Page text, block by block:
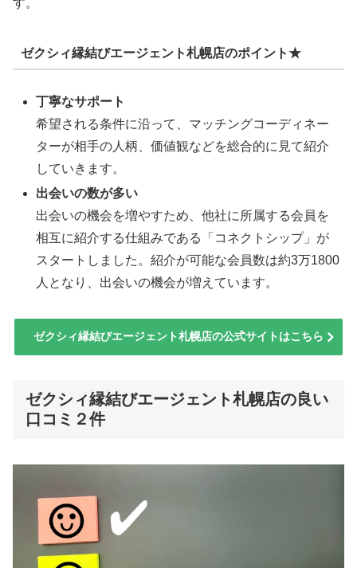
す。
ゼクシィ縁結びエージェント札幌店のポイント★
丁寧なサポート
希望される条件に沿って、マッチングコーディネー
ターが相手の人柄、価値観などを総合的に見て紹介
していきます。
出会いの数が多い
出会いの機会を増やすため、他社に所属する会員を
相互に紹介する仕組みである「コネクトシップ」が
スタートしました。紹介が可能な会員数は約3万1800
人となり、出会いの機会が増えています。
ゼクシィ縁結びエージェント札幌店の公式サイトはこちら
ゼクシィ縁結びエージェント札幌店の良い
口コミ２件